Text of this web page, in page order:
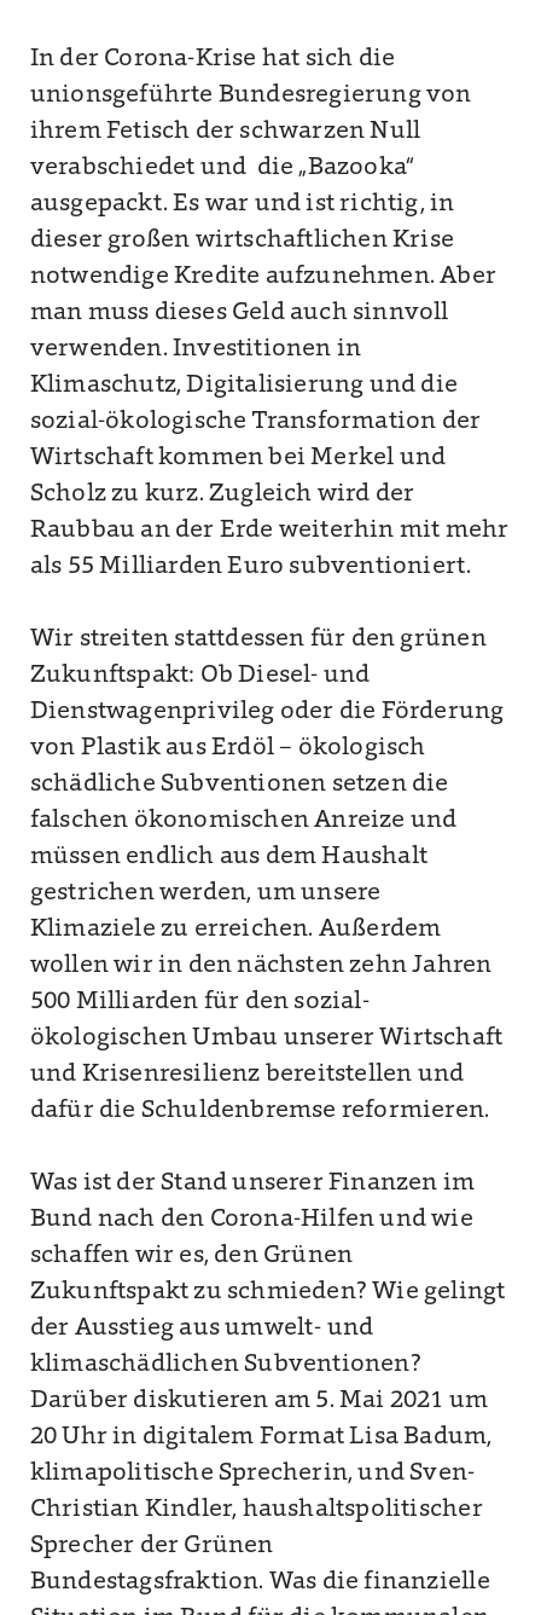
In der Corona-Krise hat sich die
unionsgeführte Bundesregierung von
ihrem Fetisch der schwarzen Null
verabschiedet und die „Bazooka“
ausgepackt. Es war und ist richtig, in
dieser großen wirtschaftlichen Krise
notwendige Kredite aufzunehmen. Aber
man muss dieses Geld auch sinnvoll
verwenden. Investitionen in
Klimaschutz, Digitalisierung und die
sozial-ökologische Transformation der
Wirtschaft kommen bei Merkel und
Scholz zu kurz. Zugleich wird der
Raubbau an der Erde weiterhin mit mehr
als 55 Milliarden Euro subventioniert.
Wir streiten stattdessen für den grünen
Zukunftspakt: Ob Diesel- und
Dienstwagenprivileg oder die Förderung
von Plastik aus Erdöl – ökologisch
schädliche Subventionen setzen die
falschen ökonomischen Anreize und
müssen endlich aus dem Haushalt
gestrichen werden, um unsere
Klimaziele zu erreichen. Außerdem
wollen wir in den nächsten zehn Jahren
500 Milliarden für den sozial-
ökologischen Umbau unserer Wirtschaft
und Krisenresilienz bereitstellen und
dafür die Schuldenbremse reformieren.
Was ist der Stand unserer Finanzen im
Bund nach den Corona-Hilfen und wie
schaffen wir es, den Grünen
Zukunftspakt zu schmieden? Wie gelingt
der Ausstieg aus umwelt- und
klimaschädlichen Subventionen?
Darüber diskutieren am 5. Mai 2021 um
20 Uhr in digitalem Format Lisa Badum,
klimapolitische Sprecherin, und Sven-
Christian Kindler, haushaltspolitischer
Sprecher der Grünen
Bundestagsfraktion. Was die finanzielle